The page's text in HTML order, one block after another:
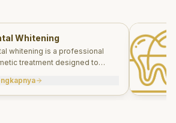
Whitening
whitening is a professional
treatment designed to